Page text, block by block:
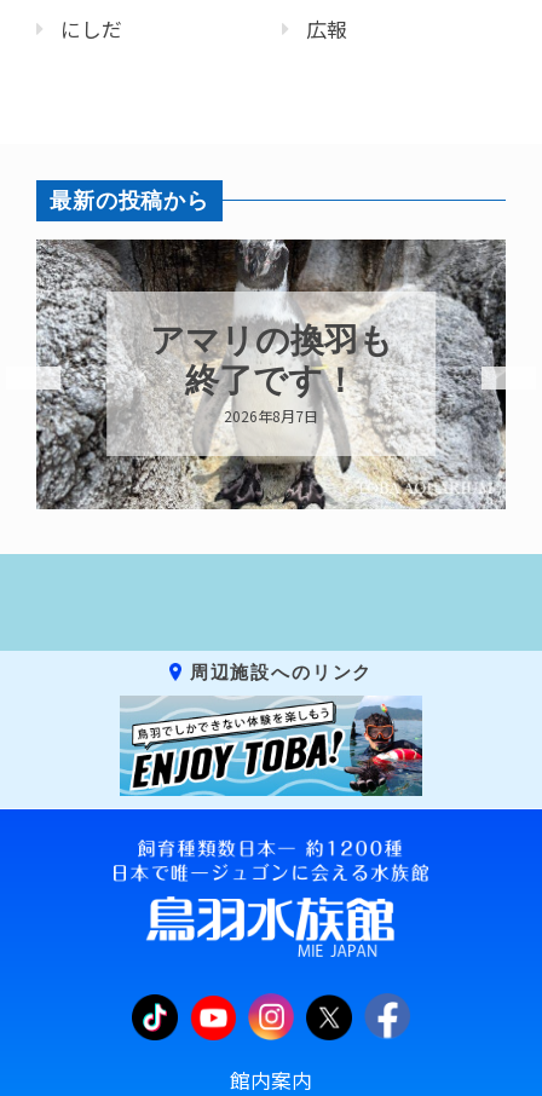
にしだ
広報
最新の投稿から
アマリの換羽も
終了です！
2026年8月7日
周辺施設へのリンク
館内案内